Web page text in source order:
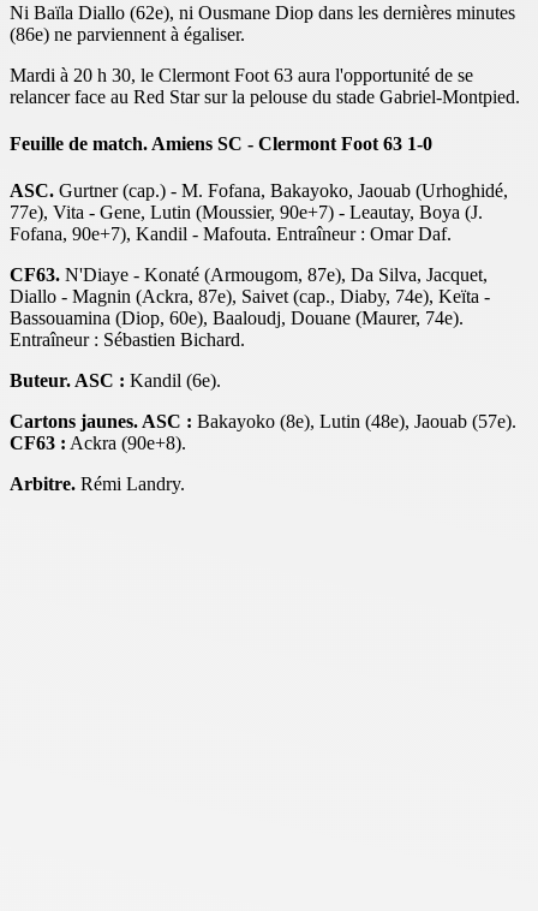
Ni Baïla Diallo (62e), ni Ousmane Diop dans les dernières minutes
(86e) ne parviennent à égaliser.
Mardi à 20 h 30, le Clermont Foot 63 aura l'opportunité de se
relancer face au Red Star sur la pelouse du stade Gabriel-Montpied.
Feuille de match. Amiens SC - Clermont Foot 63 1-0
ASC. Gurtner (cap.) - M. Fofana, Bakayoko, Jaouab (Urhoghidé,
77e), Vita - Gene, Lutin (Moussier, 90e+7) - Leautay, Boya (J.
Fofana, 90e+7), Kandil - Mafouta. Entraîneur : Omar Daf.
CF63. N'Diaye - Konaté (Armougom, 87e), Da Silva, Jacquet,
Diallo - Magnin (Ackra, 87e), Saivet (cap., Diaby, 74e), Keïta -
Bassouamina (Diop, 60e), Baaloudj, Douane (Maurer, 74e).
Entraîneur : Sébastien Bichard.
Buteur. ASC : Kandil (6e).
Cartons jaunes. ASC : Bakayoko (8e), Lutin (48e), Jaouab (57e).
CF63 : Ackra (90e+8).
Arbitre. Rémi Landry.